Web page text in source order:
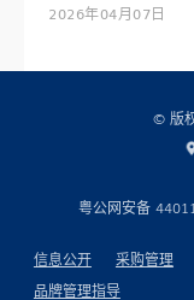
2026年04月07日
© 版
粤公网安备
信息公开 采购管理
品牌管理指导